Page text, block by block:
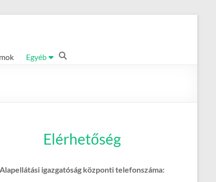
Egyéb
Elérhetőség
Alapellátási igazgatóság központi telefonszáma: